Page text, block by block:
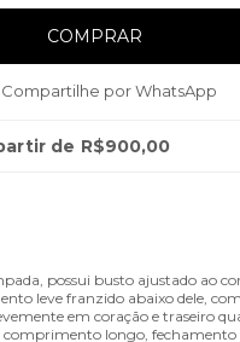
Compartilhe por WhatsApp
de R$900,00
possui busto ajustado ao
leve franzido abaixo dele,
em coração e traseiro
comprimento longo,